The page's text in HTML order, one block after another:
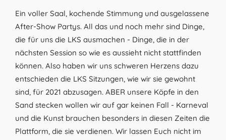
Ein voller Saal, kochende Stimmung und ausgelassene
After-Show Partys. All das und noch mehr sind Dinge,
die für uns die LKS ausmachen - Dinge, die in der
nächsten Session so wie es aussieht nicht stattfinden
können. Also haben wir uns schweren Herzens dazu
entschieden die LKS Sitzungen, wie wir sie gewohnt
sind, für 2021 abzusagen. ABER unsere Köpfe in den
Sand stecken wollen wir auf gar keinen Fall - Karneval
und die Kunst brauchen besonders in diesen Zeiten die
Plattform, die sie verdienen. Wir lassen Euch nicht im